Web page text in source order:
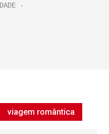
viagem romântica